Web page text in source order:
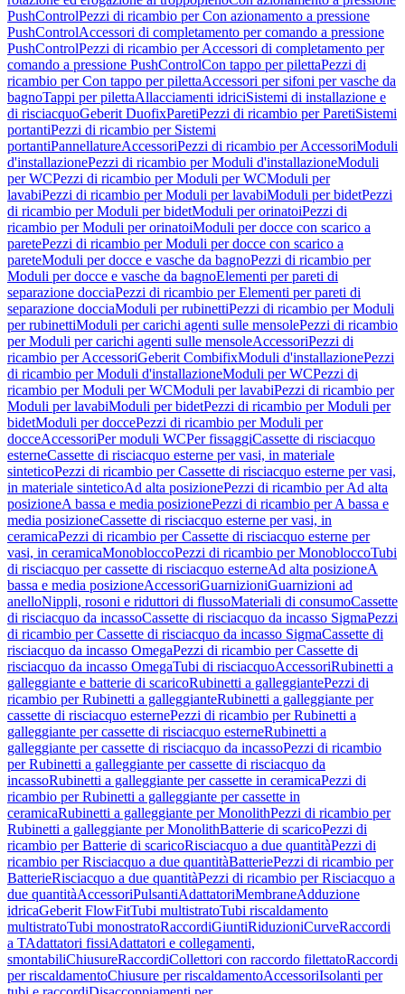
PushControlPezzi di ricambio per Con azionamento a pressione
PushControlAccessori di completamento per comando a pressione
PushControlPezzi di ricambio per Accessori di completamento per
comando a pressione PushControlCon tappo per pilettaPezzi di
ricambio per Con tappo per pilettaAccessori per sifoni per vasche da
bagnoTappi per pilettaAllacciamenti idriciSistemi di installazione e
di risciacquoGeberit DuofixParetiPezzi di ricambio per ParetiSistemi
portantiPezzi di ricambio per Sistemi
portantiPannellatureAccessoriPezzi di ricambio per AccessoriModuli
d'installazionePezzi di ricambio per Moduli d'installazioneModuli
per WCPezzi di ricambio per Moduli per WCModuli per
lavabiPezzi di ricambio per Moduli per lavabiModuli per bidetPezzi
di ricambio per Moduli per bidetModuli per orinatoiPezzi di
ricambio per Moduli per orinatoiModuli per docce con scarico a
paretePezzi di ricambio per Moduli per docce con scarico a
pareteModuli per docce e vasche da bagnoPezzi di ricambio per
Moduli per docce e vasche da bagnoElementi per pareti di
separazione docciaPezzi di ricambio per Elementi per pareti di
separazione docciaModuli per rubinettiPezzi di ricambio per Moduli
per rubinettiModuli per carichi agenti sulle mensolePezzi di ricambio
per Moduli per carichi agenti sulle mensoleAccessoriPezzi di
ricambio per AccessoriGeberit CombifixModuli d'installazionePezzi
di ricambio per Moduli d'installazioneModuli per WCPezzi di
ricambio per Moduli per WCModuli per lavabiPezzi di ricambio per
Moduli per lavabiModuli per bidetPezzi di ricambio per Moduli per
bidetModuli per doccePezzi di ricambio per Moduli per
docceAccessoriPer moduli WCPer fissaggiCassette di risciacquo
esterneCassette di risciacquo esterne per vasi, in materiale
sinteticoPezzi di ricambio per Cassette di risciacquo esterne per vasi,
in materiale sinteticoAd alta posizionePezzi di ricambio per Ad alta
posizioneA bassa e media posizionePezzi di ricambio per A bassa e
media posizioneCassette di risciacquo esterne per vasi, in
ceramicaPezzi di ricambio per Cassette di risciacquo esterne per
vasi, in ceramicaMonobloccoPezzi di ricambio per MonobloccoTubi
di risciacquo per cassette di risciacquo esterneAd alta posizioneA
bassa e media posizioneAccessoriGuarnizioniGuarnizioni ad
anelloNippli, rosoni e riduttori di flussoMateriali di consumoCassette
di risciacquo da incassoCassette di risciacquo da incasso SigmaPezzi
di ricambio per Cassette di risciacquo da incasso SigmaCassette di
risciacquo da incasso OmegaPezzi di ricambio per Cassette di
risciacquo da incasso OmegaTubi di risciacquoAccessoriRubinetti a
galleggiante e batterie di scaricoRubinetti a galleggiantePezzi di
ricambio per Rubinetti a galleggianteRubinetti a galleggiante per
cassette di risciacquo esternePezzi di ricambio per Rubinetti a
galleggiante per cassette di risciacquo esterneRubinetti a
galleggiante per cassette di risciacquo da incassoPezzi di ricambio
per Rubinetti a galleggiante per cassette di risciacquo da
incassoRubinetti a galleggiante per cassette in ceramicaPezzi di
ricambio per Rubinetti a galleggiante per cassette in
ceramicaRubinetti a galleggiante per MonolithPezzi di ricambio per
Rubinetti a galleggiante per MonolithBatterie di scaricoPezzi di
ricambio per Batterie di scaricoRisciacquo a due quantitàPezzi di
ricambio per Risciacquo a due quantitàBatteriePezzi di ricambio per
BatterieRisciacquo a due quantitàPezzi di ricambio per Risciacquo a
due quantitàAccessoriPulsantiAdattatoriMembraneAdduzione
idricaGeberit FlowFitTubi multistratoTubi riscaldamento
multistratoTubi monostratoRaccordiGiuntiRiduzioniCurveRaccordi
a TAdattatori fissiAdattatori e collegamenti,
smontabiliChiusureRaccordiCollettori con raccordo filettatoRaccordi
per riscaldamentoChiusure per riscaldamentoAccessoriIsolanti per